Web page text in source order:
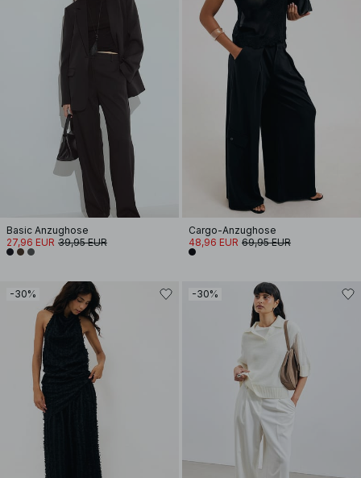
Basic Anzughose
27,96 EUR 39,95 EUR
Cargo-Anzughose
48,96 EUR 69,95 EUR
-30% -30%